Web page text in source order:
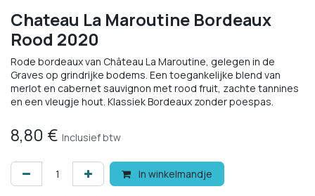
Chateau La Maroutine Bordeaux
Rood 2020
Rode bordeaux van Château La Maroutine, gelegen in de
Graves op grindrijke bodems. Een toegankelijke blend van
merlot en cabernet sauvignon met rood fruit, zachte tannines
en een vleugje hout. Klassiek Bordeaux zonder poespas.
8,80 € Inclusief btw
In winkelmandje